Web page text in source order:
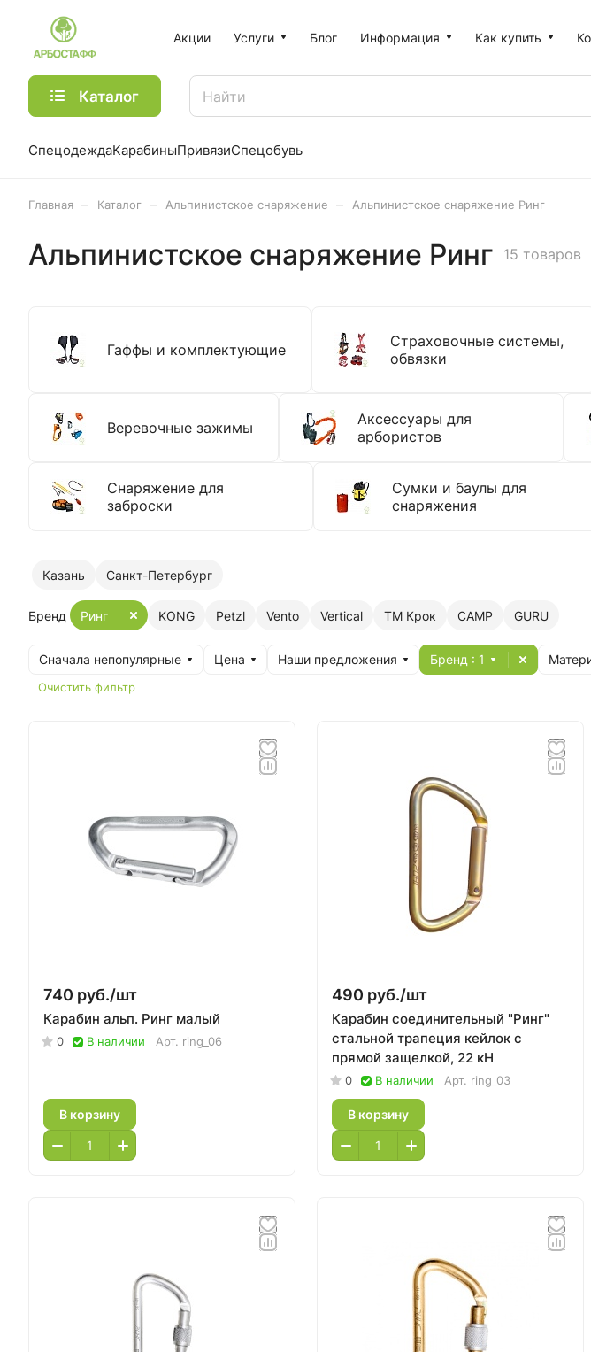
Акции Услуги Блог Информация Как купить
Каталог
СпецодеждаКарабиныПривязиСпецобувь
Главная Каталог Альпинистское снаряжение Альпинистское снаряжение Ринг
Альпинистское снаряжение Ринг 15 товаров
Гаффы и комплектующие
Страховочные системы,
обвязки
Веревочные зажимы
Аксессуары для
арбористов
Снаряжение для
заброски
Сумки и баулы для
снаряжения
Казань Санкт-Петербург
Бренд KONG Petzl Vento Vertical ТМ Крок
Ринг CAMP GURU
Сначала непопулярные Цена Наши предложения Бренд : 1
Очистить фильтр
740 руб./шт
Карабин альп. Ринг малый
0 В наличии Арт. ring_06
В корзину
490 руб./шт
Карабин соединительный "Ринг"
стальной трапеция кейлок с
прямой защелкой, 22 кН
0 В наличии Арт. ring_03
В корзину